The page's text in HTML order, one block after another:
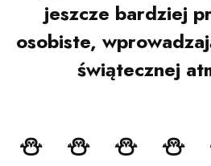
jeszcze bardziej
osobiste,
świątecznej
⛄ ⛄ ⛄ ⛄